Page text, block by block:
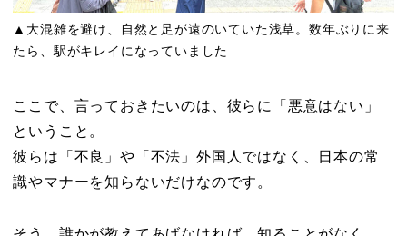
▲大混雑を避け、自然と足が遠のいていた浅草。数年ぶりに来
たら、駅がキレイになっていました
ここで、言っておきたいのは、彼らに「悪意はない」
ということ。
彼らは「不良」や「不法」外国人ではなく、日本の常
識やマナーを知らないだけなのです。